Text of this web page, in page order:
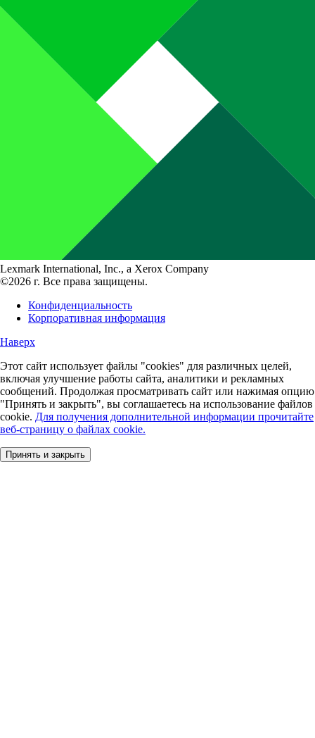
Lexmark International, Inc., a Xerox Company
©2026 г. Все права защищены.
Конфиденциальность
Корпоративная информация
Наверх
Этот сайт использует файлы "cookies" для различных целей,
включая улучшение работы сайта, аналитики и рекламных
сообщений. Продолжая просматривать сайт или нажимая опцию
"Принять и закрыть", вы соглашаетесь на использование файлов
cookie. Для получения дополнительной информации прочитайте
веб-страницу о файлах cookie.
Принять и закрыть